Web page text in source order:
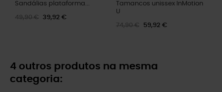
Sandálias plataforma...
49,90 € 39,92 €
Tamancos unissex InMotion
U
74,90 € 59,92 €
4 outros produtos na mesma
categoria: